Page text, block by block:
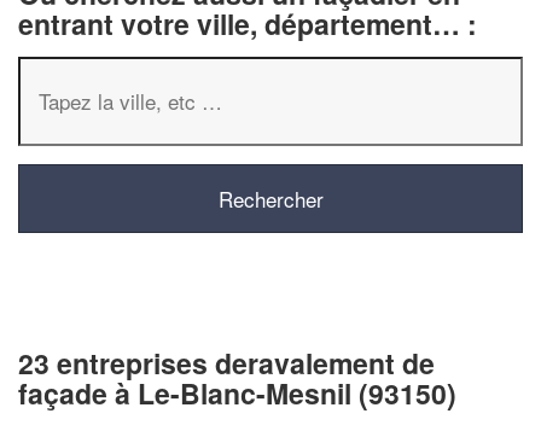
entrant votre ville, département… :
23 entreprises deravalement de
façade à Le-Blanc-Mesnil (93150)